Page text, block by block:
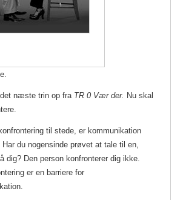
næste trin op fra TR 0 Vær der. Nu skal
til stede, er kommunikation
du nogensinde prøvet at tale til en,
dig? Den person konfronterer dig ikke.
er en barriere for